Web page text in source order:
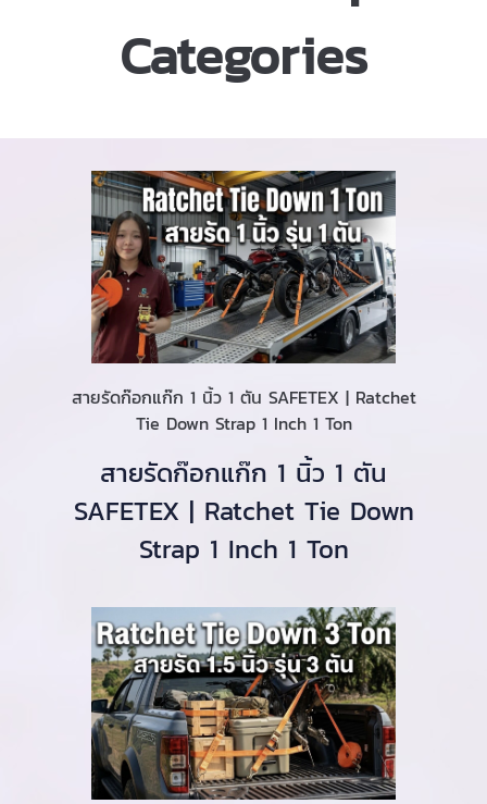
Categories
สายรัดก๊อกแก๊ก 1 นิ้ว 1 ตัน SAFETEX | Ratchet
Tie Down Strap 1 Inch 1 Ton
สายรัดก๊อกแก๊ก 1 นิ้ว 1 ตัน
SAFETEX | Ratchet Tie Down
Strap 1 Inch 1 Ton